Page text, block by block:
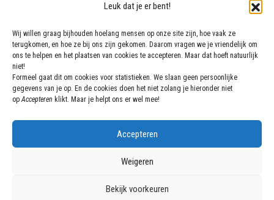
Leuk dat je er bent!
Wij willen graag bijhouden hoelang mensen op onze site zijn, hoe vaak ze
terugkomen, en hoe ze bij ons zijn gekomen. Daarom vragen we je vriendelijk om
ons te helpen en het plaatsen van cookies te accepteren. Maar dat hoeft natuurlijk
niet!
Formeel gaat dit om cookies voor statistieken. We slaan geen persoonlijke
gegevens van je op. En de cookies doen het niet zolang je hieronder niet
opAccepteren klikt. Maar je helpt ons er wel mee!
Accepteren
Weigeren
Bekijk voorkeuren
Secretariaat
secretariaat@vegib.nl
Bank
NL64 INGB 0002 1568 27
ANBI